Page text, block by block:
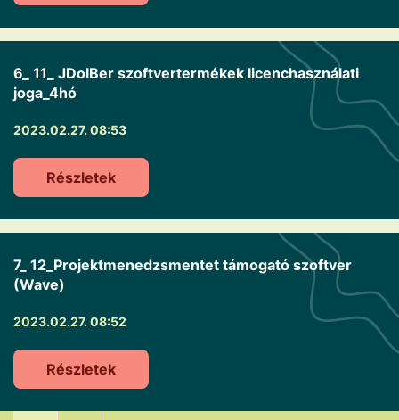
6_ 11_ JDolBer szoftvertermékek licenchasználati
joga_4hó
2023.02.27. 08:53
Részletek
7_ 12_Projektmenedzsmentet támogató szoftver
(Wave)
2023.02.27. 08:52
Részletek